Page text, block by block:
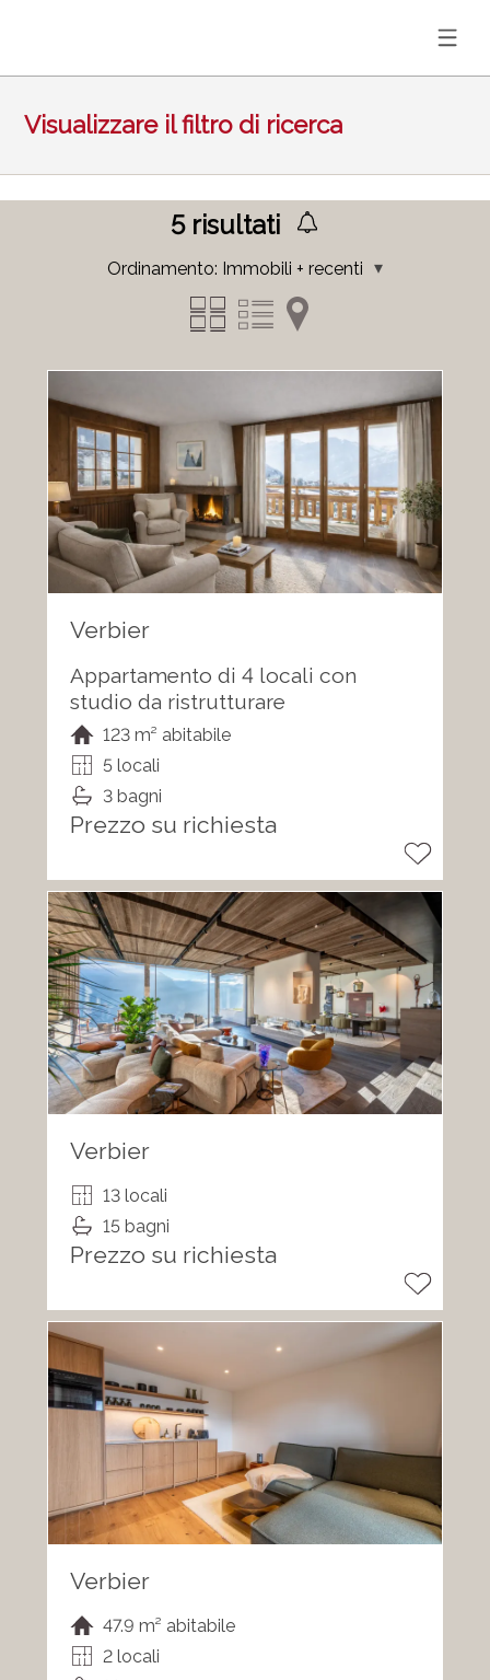
Visualizzare il filtro di ricerca
5risultati
Ordinamento: Immobili + recenti
Verbier
Appartamento di 4 locali con
studio da ristrutturare
123 m² abitabile
5 locali
3 bagni
Prezzo su richiesta
Verbier
13 locali
15 bagni
Prezzo su richiesta
Verbier
47.9 m² abitabile
2 locali